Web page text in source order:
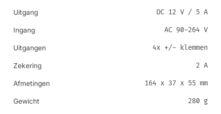
Uitgang DC 12 V / 5 A
Ingang AC 90-264 V
Uitgangen 4x +/- klemmen
Zekering 2 A
Afmetingen 164 x 37 x 55 mm
Gewicht 280 g